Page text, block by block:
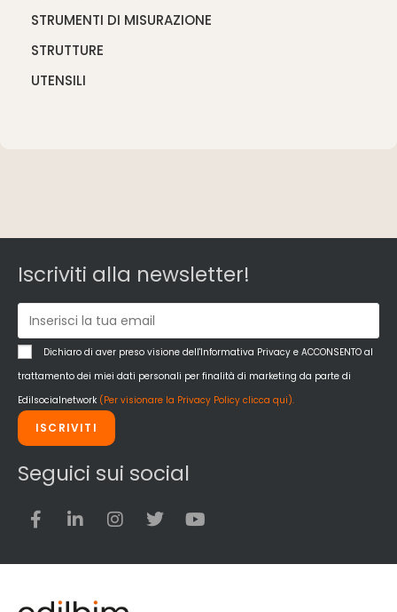
STRUMENTI DI MISURAZIONE
STRUTTURE
UTENSILI
Iscriviti alla newsletter!
Dichiaro di aver preso visione dell'Informativa Privacy e ACCONSENTO al
trattamento dei miei dati personali per finalità di marketing da parte di
Edilsocialnetwork (Per visionare la Privacy Policy clicca qui).
ISCRIVITI
Seguici sui social